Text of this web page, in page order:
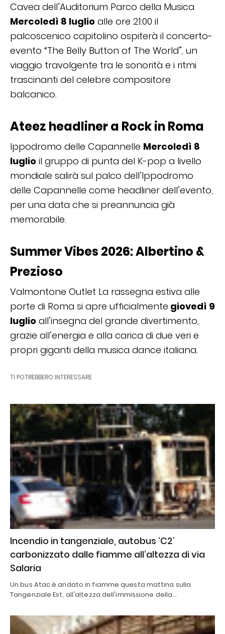
Cavea dell’Auditorium Parco della Musica
Mercoledì 8 luglio alle ore 21:00 il
palcoscenico capitolino ospiterà il concerto-
evento “The Belly Button of The World”, un
viaggio travolgente tra le sonorità e i ritmi
trascinanti del celebre compositore
balcanico.
Ateez headliner a Rock in Roma
Ippodromo delle Capannelle Mercoledì 8
luglio il gruppo di punta del K-pop a livello
mondiale salirà sul palco dell’Ippodromo
delle Capannelle come headliner dell’evento,
per una data che si preannuncia già
memorabile.
Summer Vibes 2026: Albertino &
Prezioso
Valmontone Outlet La rassegna estiva alle
porte di Roma si apre ufficialmente giovedì 9
luglio all’insegna del grande divertimento,
grazie all’energia e alla carica di due veri e
propri giganti della musica dance italiana.
TI POTREBBERO INTERESSARE
Incendio in tangenziale, autobus ‘C2’
carbonizzato dalle fiamme all’altezza di via
Salaria
Un bus Atac è andato in fiamme questa mattina sulla
Tangenziale Est, all'altezza dell'immissione della…